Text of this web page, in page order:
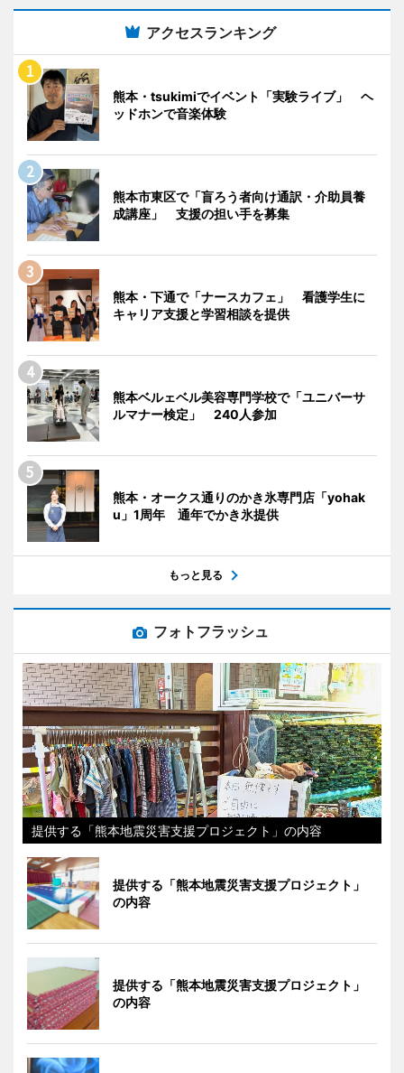
アクセスランキング
熊本・tsukimiでイベント「実験ライブ」 ヘ
ッドホンで音楽体験
熊本市東区で「盲ろう者向け通訳・介助員養
成講座」 支援の担い手を募集
熊本・下通で「ナースカフェ」 看護学生に
キャリア支援と学習相談を提供
熊本ベルェベル美容専門学校で「ユニバーサ
ルマナー検定」 240人参加
熊本・オークス通りのかき氷専門店「yohak
u」1周年 通年でかき氷提供
もっと見る
フォトフラッシュ
提供する「熊本地震災害支援プロジェクト」の内容
提供する「熊本地震災害支援プロジェクト」
の内容
提供する「熊本地震災害支援プロジェクト」
の内容